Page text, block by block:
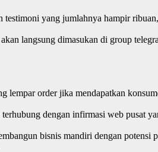
testimoni yang jumlahnya hampir
langsung dimasukan di group
order jika mendapatkan
dengan infirmasi web pusat
bisnis mandiri dengan potensi